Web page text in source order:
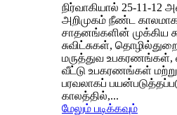
நிர்வாகியால் 25-11-12
அறிமுகம் நீண்ட
சாதனங்களின் முக்கிய
சுவிட்சுகள்,
மருத்துவ
வீட்டு உபகரணங்கள்
பரவலாகப்
காலத்தில்,...
மேலும் படிக்கவும்